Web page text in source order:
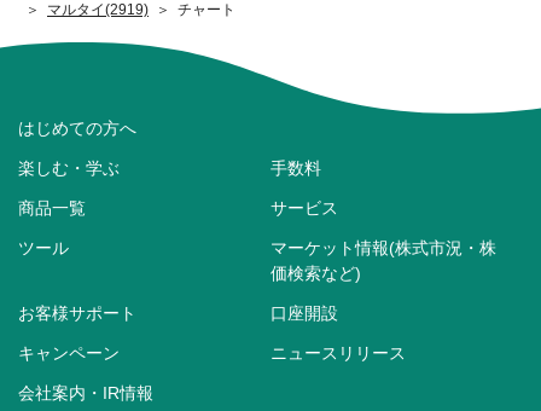
マルタイ(2919)
チャート
はじめての方へ
楽しむ・学ぶ 手数料
商品一覧 サービス
ツール
マーケット情報(株式市況・株
価検索など)
お客様サポート 口座開設
キャンペーン ニュースリリース
会社案内・IR情報